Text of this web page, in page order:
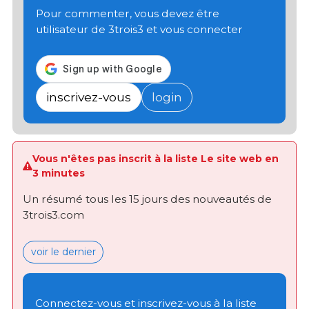
Pour commenter, vous devez être
utilisateur de 3trois3 et vous connecter
inscrivez-vous login
Vous n'êtes pas inscrit à la liste Le site web en
3 minutes
Un résumé tous les 15 jours des nouveautés de
3trois3.com
voir le dernier
Connectez-vous et inscrivez-vous à la liste